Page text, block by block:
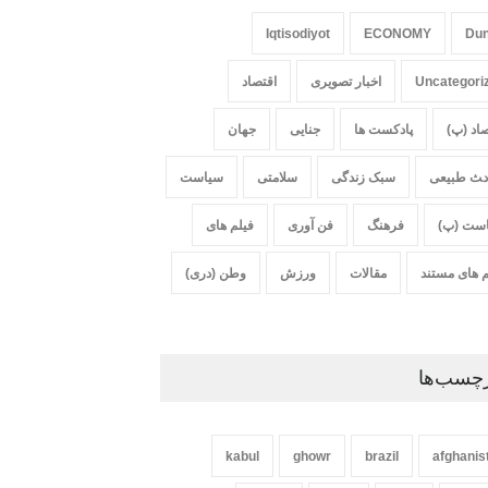
ECONOMY
Iqtisodiyot
اخبار تصویری اقتصاد
(پ) پادکست ها جنایی جهان
طبیعی سبک زندگی سلامتی سیاست
(پ) فرهنگ فن آوری فیلم های
های مستند مقالات ورزش وطن (دری)
brazil
ghowr
kabul